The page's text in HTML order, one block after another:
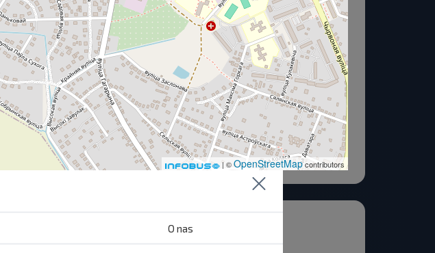
| ©OpenStreetMapcontributors
З-д ПЭМ
O nas